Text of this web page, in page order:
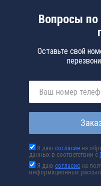
Вопросы
Оставьте свой
Я даюсогласие на
данных в соответствии с
Я даюсогласие на
информационных